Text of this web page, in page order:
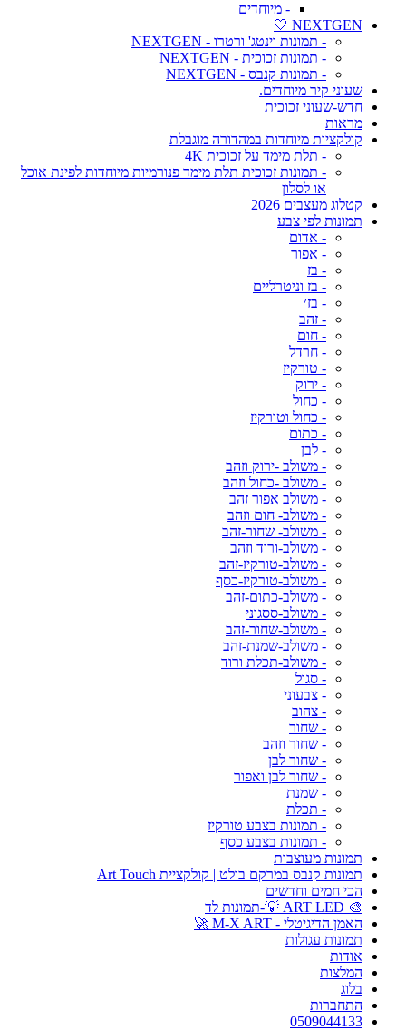
- מיוחדים
NEXTGEN 🤍
- תמונות וינטג' ורטרו - NEXTGEN
- תמונות זכוכית - NEXTGEN
- תמונות קנבס - NEXTGEN
שעוני קיר מיוחדים.
חדש-שעוני זכוכית
מראות
קולקציות מיוחדות במהדורה מוגבלת
- תלת מימד על זכוכית 4K
- תמונות זכוכית תלת מימד פנורמיות מיוחדות לפינת אוכל
או לסלון
קטלוג מעצבים 2026
תמונות לפי צבע
- אדום
- אפור
- בז
- בז וניטרליים
- בז׳
- זהב
- חום
- חרדל
- טורקיז
- ירוק
- כחול
- כחול וטורקיז
- כתום
- לבן
- משולב -ירוק וזהב
- משולב -כחול וזהב
- משולב אפור זהב
- משולב- חום וזהב
- משולב- שחור-זהב
- משולב-ורוד וזהב
- משולב-טורקיז-זהב
- משולב-טורקיז-כסף
- משולב-כתום-זהב
- משולב-ססגוני
- משולב-שחור-זהב
- משולב-שמנת-זהב
- משולב-תכלת ורוד
- סגול
- צבעוני
- צהוב
- שחור
- שחור וזהב
- שחור לבן
- שחור לבן ואפור
- שמנת
- תכלת
- תמונות בצבע טורקיז
- תמונות בצבע כסף
תמונות מעוצבות
תמונות קנבס במרקם בולט | קולקציית Art Touch
הכי חמים וחדשים
🎨 ART LED 💡-תמונות לד
האמן הדיגיטלי - M-X ART 🚀
תמונות עגולות
אודות
המלצות
בלוג
התחברות
0509044133